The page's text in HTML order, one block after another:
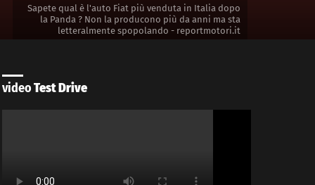
Sapete qual è l'auto Fiat più venduta in Italia dopo
la Panda ? Non la producono più da anni ma sta
letteralmente spopolando - reportmotori.it
videoTest Drive